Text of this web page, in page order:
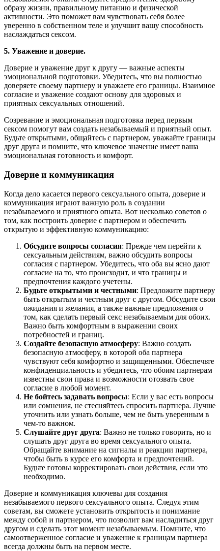
образу жизни, правильному питанию и физической
активности. Это поможет вам чувствовать себя более
уверенно в собственном теле и улучшит вашу способность
наслаждаться сексом.
5. Уважение и доверие.
Доверие и уважение друг к другу — важные аспекты
эмоциональной подготовки. Убедитесь, что вы полностью
доверяете своему партнеру и уважаете его границы. Взаимное
согласие и уважение создают основу для здоровых и
приятных сексуальных отношений.
Созревание и эмоциональная подготовка перед первым
сексом помогут вам создать незабываемый и приятный опыт.
Будьте открытыми, общайтесь с партнером, уважайте границы
друг друга и помните, что ключевое значение имеет ваша
эмоциональная готовность и комфорт.
Доверие и коммуникация
Когда дело касается первого сексуального опыта, доверие и
коммуникация играют важную роль в создании
незабываемого и приятного опыта. Вот несколько советов о
том, как построить доверие с партнером и обеспечить
открытую и эффективную коммуникацию:
Обсудите вопросы согласия: Прежде чем перейти к
сексуальным действиям, важно обсудить вопросы
согласия с партнером. Убедитесь, что оба вы ясно дают
согласие на то, что происходит, и что границы и
предпочтения каждого учетены.
Будьте открытыми и честными: Предложите партнеру
быть открытым и честным друг с другом. Обсудите свои
ожидания и желания, а также важные предложения о
том, как сделать первый секс незабываемым для обоих.
Важно быть комфортным в выражении своих
потребностей и границ.
Создайте безопасную атмосферу: Важно создать
безопасную атмосферу, в которой оба партнера
чувствуют себя комфортно и защищенными. Обеспечьте
конфиденциальность и убедитесь, что обоим партнерам
известны свои права и возможности отозвать свое
согласие в любой момент.
Не бойтесь задавать вопросы: Если у вас есть вопросы
или сомнения, не стесняйтесь спросить партнера. Лучше
уточнить или узнать больше, чем не быть уверенным в
чем-то важном.
Слушайте друг друга: Важно не только говорить, но и
слушать друг друга во время сексуального опыта.
Обращайте внимание на сигналы и реакции партнера,
чтобы быть в курсе его комфорта и предпочтений.
Будьте готовы корректировать свои действия, если это
необходимо.
Доверие и коммуникация ключевы для создания
незабываемого первого сексуального опыта. Следуя этим
советам, вы сможете установить открытость и понимание
между собой и партнером, что позволит вам насладиться друг
другом и сделать этот момент незабываемым. Помните, что
самоотверженное согласие и уважение к границам партнера
всегда должны быть на первом месте.